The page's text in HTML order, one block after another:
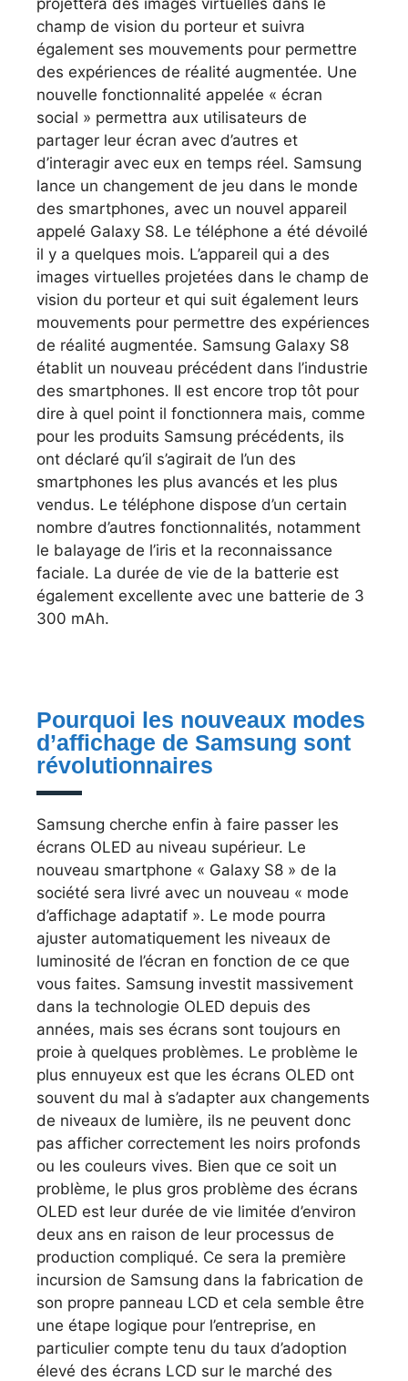
champ de vision du porteur et suivra
également ses mouvements pour permettre
des expériences de réalité augmentée. Une
nouvelle fonctionnalité appelée « écran
social » permettra aux utilisateurs de
partager leur écran avec d’autres et
d’interagir avec eux en temps réel. Samsung
lance un changement de jeu dans le monde
des smartphones, avec un nouvel appareil
appelé Galaxy S8. Le téléphone a été dévoilé
il y a quelques mois. L’appareil qui a des
images virtuelles projetées dans le champ de
vision du porteur et qui suit également leurs
mouvements pour permettre des expériences
de réalité augmentée. Samsung Galaxy S8
établit un nouveau précédent dans l’industrie
des smartphones. Il est encore trop tôt pour
dire à quel point il fonctionnera mais, comme
pour les produits Samsung précédents, ils
ont déclaré qu’il s’agirait de l’un des
smartphones les plus avancés et les plus
vendus. Le téléphone dispose d’un certain
nombre d’autres fonctionnalités, notamment
le balayage de l’iris et la reconnaissance
faciale. La durée de vie de la batterie est
également excellente avec une batterie de 3
300 mAh.
Pourquoi les nouveaux modes
d’affichage de Samsung sont
révolutionnaires
Samsung cherche enfin à faire passer les
écrans OLED au niveau supérieur. Le
nouveau smartphone « Galaxy S8 » de la
société sera livré avec un nouveau « mode
d’affichage adaptatif ». Le mode pourra
ajuster automatiquement les niveaux de
luminosité de l’écran en fonction de ce que
vous faites. Samsung investit massivement
dans la technologie OLED depuis des
années, mais ses écrans sont toujours en
proie à quelques problèmes. Le problème le
plus ennuyeux est que les écrans OLED ont
souvent du mal à s’adapter aux changements
de niveaux de lumière, ils ne peuvent donc
pas afficher correctement les noirs profonds
ou les couleurs vives. Bien que ce soit un
problème, le plus gros problème des écrans
OLED est leur durée de vie limitée d’environ
deux ans en raison de leur processus de
production compliqué. Ce sera la première
incursion de Samsung dans la fabrication de
son propre panneau LCD et cela semble être
une étape logique pour l’entreprise, en
particulier compte tenu du taux d’adoption
élevé des écrans LCD sur le marché des